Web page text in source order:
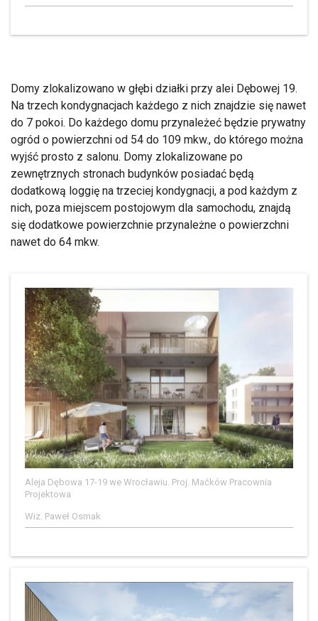
Domy zlokalizowano w głębi działki przy alei Dębowej 19.
Na trzech kondygnacjach każdego z nich znajdzie się nawet
do 7 pokoi. Do każdego domu przynależeć będzie prywatny
ogród o powierzchni od 54 do 109 mkw., do którego można
wyjść prosto z salonu. Domy zlokalizowane po
zewnętrznych stronach budynków posiadać będą
dodatkową loggię na trzeciej kondygnacji, a pod każdym z
nich, poza miejscem postojowym dla samochodu, znajdą
się dodatkowe powierzchnie przynależne o powierzchni
nawet do 64 mkw.
Aleja Dębowa 17-19 we Wrocławiu. Proj. Maćków Pracownia
Projektowa
Wiz. Paweł Osmak